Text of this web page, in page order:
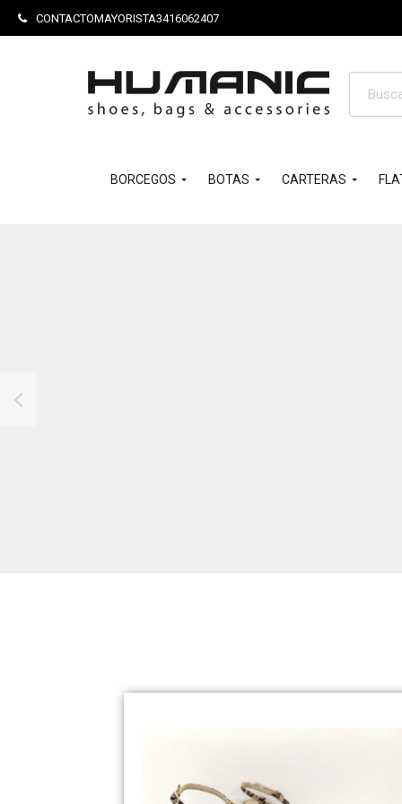
CONTACTOMAYORISTA3416062407
BORCEGOS BOTAS CARTERAS